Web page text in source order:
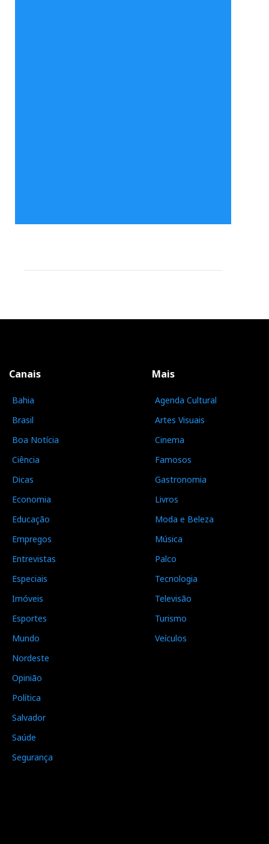
Canais
Bahia
Brasil
Boa Notícia
Ciência
Dicas
Economia
Educação
Empregos
Entrevistas
Especiais
Imóveis
Esportes
Mundo
Nordeste
Opinião
Política
Salvador
Saúde
Segurança
Mais
Agenda Cultural
Artes Visuais
Cinema
Famosos
Gastronomia
Livros
Moda e Beleza
Música
Palco
Tecnologia
Televisão
Turismo
Veículos